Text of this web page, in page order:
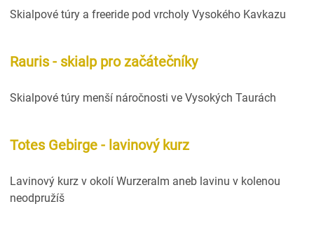
Skialpové túry a freeride pod vrcholy Vysokého Kavkazu
Rauris - skialp pro začátečníky
Skialpové túry menší náročnosti ve Vysokých Taurách
Totes Gebirge - lavinový kurz
Lavinový kurz v okolí Wurzeralm aneb lavinu v kolenou
neodpružíš